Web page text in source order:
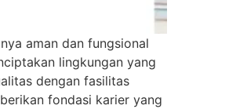
aman dan fungsional
lingkungan yang
dengan fasilitas
fondasi karier yang